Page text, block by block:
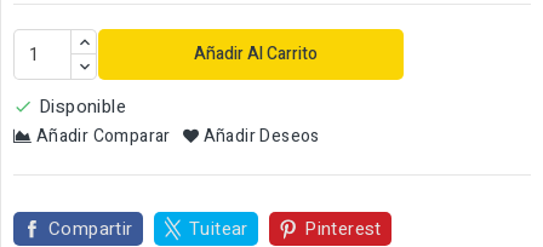
Añadir Al Carrito
 Disponible
Añadir Comparar Añadir Deseos
Compartir Tuitear Pinterest